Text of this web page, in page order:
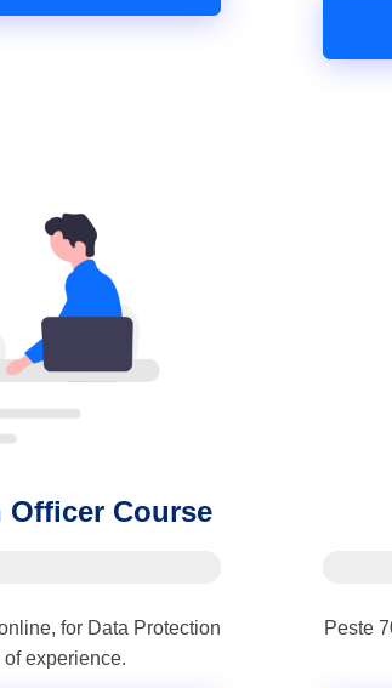
Officer Course
for Data Protection
experience.
Peste